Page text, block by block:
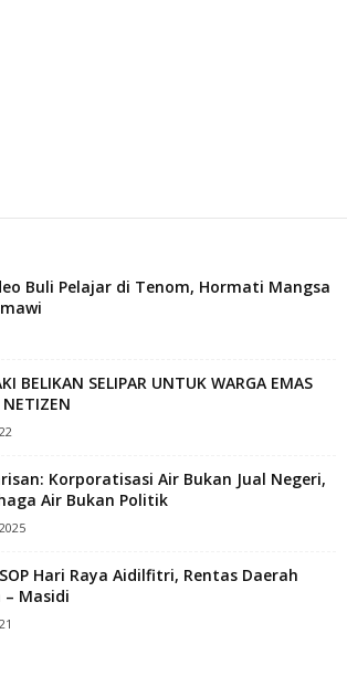
Buli Pelajar di Tenom, Hormati Mangsa
BELIKAN SELIPAR UNTUK WARGA EMAS
Korporatisasi Air Bukan Jual Negeri,
Air Bukan Politik
Hari Raya Aidilfitri, Rentas Daerah
Masidi